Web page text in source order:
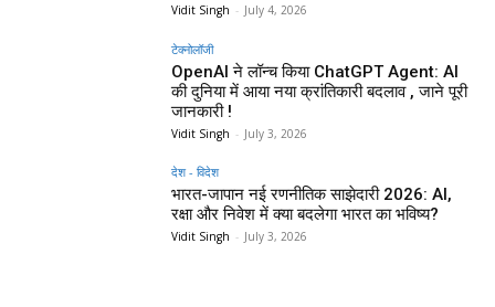
Vidit Singh - July 4, 2026
टेक्नोलॉजी
OpenAI ने लॉन्च किया ChatGPT Agent: AI
की दुनिया में आया नया क्रांतिकारी बदलाव , जाने पूरी
जानकारी !
Vidit Singh - July 3, 2026
देश - विदेश
भारत-जापान नई रणनीतिक साझेदारी 2026: AI,
रक्षा और निवेश में क्या बदलेगा भारत का भविष्य?
Vidit Singh - July 3, 2026